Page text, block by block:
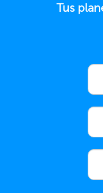
Tus